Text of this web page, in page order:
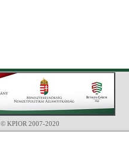
© KPIOR 2007-2020